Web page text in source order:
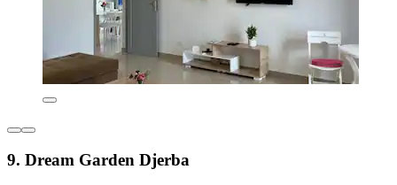
9. Dream Garden Djerba